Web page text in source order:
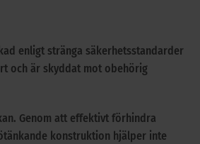
enligt stränga säkerhetsstandarder
och är skyddat mot obehörig
Genom att effektivt förhindra
konstruktion hjälper inte